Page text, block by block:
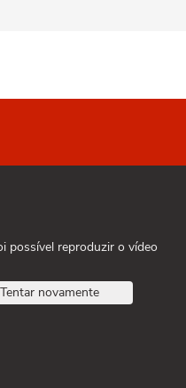
possível reproduzir o vídeo
Tentar novamente